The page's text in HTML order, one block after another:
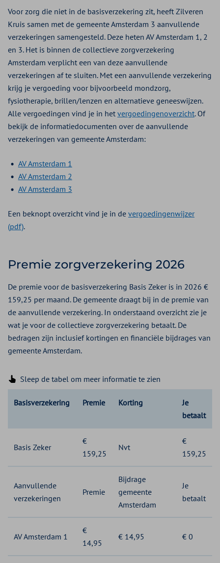
Voor zorg die niet in de basisverzekering zit, heeft Zilveren
Kruis samen met de gemeente Amsterdam 3 aanvullende
verzekeringen samengesteld. Deze heten AV Amsterdam 1, 2
en 3. Het is binnen de collectieve zorgverzekering
Amsterdam verplicht een van deze aanvullende
verzekeringen af te sluiten. Met een aanvullende verzekering
krijg je vergoeding voor bijvoorbeeld mondzorg,
fysiotherapie, brillen/lenzen en alternatieve geneeswijzen.
Alle vergoedingen vind je in het vergoedingenoverzicht. Of
bekijk de informatiedocumenten over de aanvullende
verzekeringen van gemeente Amsterdam:
AV Amsterdam 1
AV Amsterdam 2
AV Amsterdam 3
Een beknopt overzicht vind je in de vergoedingenwijzer
(pdf).
Premie zorgverzekering 2026
De premie voor de basisverzekering Basis Zeker is in 2026 €
159,25 per maand. De gemeente draagt bij in de premie van
de aanvullende verzekering. In onderstaand overzicht zie je
wat je voor de collectieve zorgverzekering betaalt. De
bedragen zijn inclusief kortingen en financiële bijdrages van
gemeente Amsterdam.
Sleep de tabel om meer informatie te zien
Basisverzekering Premie Korting
Je
betaalt
Basis Zeker
€
159,25
Nvt
€
159,25
Aanvullende
verzekeringen
Premie
Bijdrage
gemeente
Amsterdam
Je
betaalt
AV Amsterdam 1
€
14,95
€ 14,95 € 0